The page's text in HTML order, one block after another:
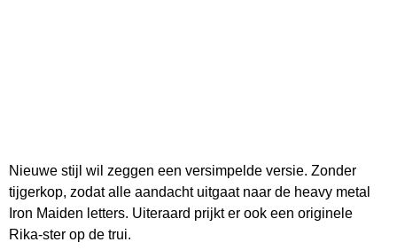
Nieuwe stijl wil zeggen een versimpelde versie. Zonder
tijgerkop, zodat alle aandacht uitgaat naar de heavy metal
Iron Maiden letters. Uiteraard prijkt er ook een originele
Rika-ster op de trui.